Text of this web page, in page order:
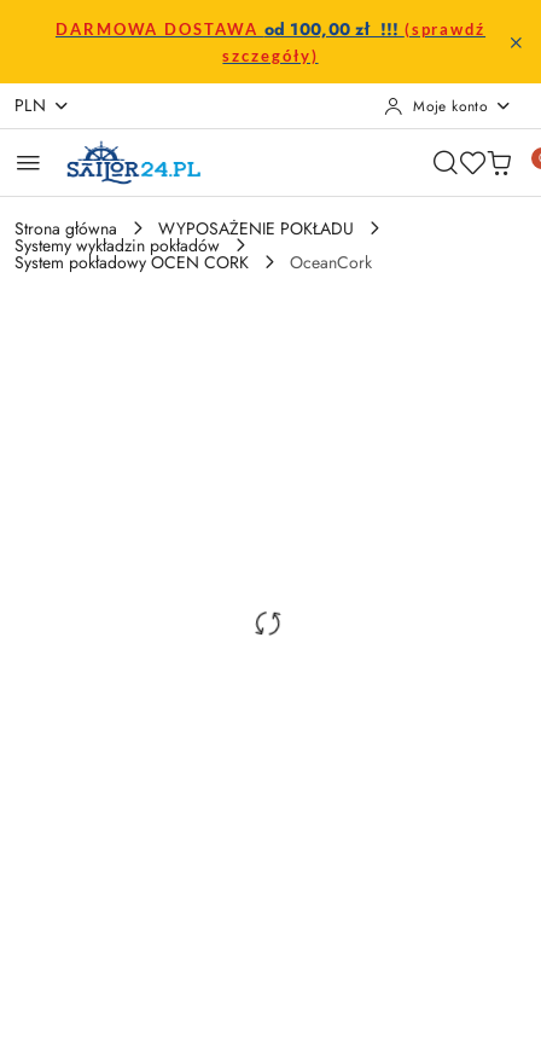
Przejdź do treści głównej
Przejdź do wyszukiwarki
Przejdź do moje konto
Przejdź do menu głównego
Przejdź do opisu produktu
Przejdź do stopki
DARMOWA DOSTAWA od 100,00 zł !!! (sprawdź
szczegóły)
PLN Moje konto
Strona główna WYPOSAŻENIE POKŁADU
Systemy wykładzin pokładów
System pokładowy OCEN CORK OceanCork